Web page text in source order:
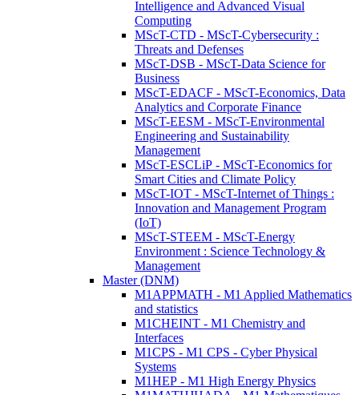
Intelligence and Advanced Visual
Computing
MScT-CTD - MScT-Cybersecurity :
Threats and Defenses
MScT-DSB - MScT-Data Science for
Business
MScT-EDACF - MScT-Economics, Data
Analytics and Corporate Finance
MScT-EESM - MScT-Environmental
Engineering and Sustainability
Management
MScT-ESCLiP - MScT-Economics for
Smart Cities and Climate Policy
MScT-IOT - MScT-Internet of Things :
Innovation and Management Program
(IoT)
MScT-STEEM - MScT-Energy
Environment : Science Technology &
Management
Master (DNM)
M1APPMATH - M1 Applied Mathematics
and statistics
M1CHEINT - M1 Chemistry and
Interfaces
M1CPS - M1 CPS - Cyber Physical
Systems
M1HEP - M1 High Energy Physics